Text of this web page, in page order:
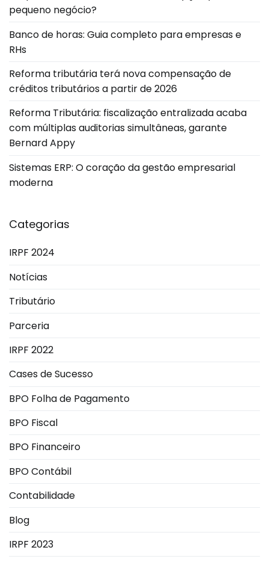
pequeno negócio?
Banco de horas: Guia completo para empresas e
RHs
Reforma tributária terá nova compensação de
créditos tributários a partir de 2026
Reforma Tributária: fiscalização entralizada acaba
com múltiplas auditorias simultâneas, garante
Bernard Appy
Sistemas ERP: O coração da gestão empresarial
moderna
Categorias
IRPF 2024
Notícias
Tributário
Parceria
IRPF 2022
Cases de Sucesso
BPO Folha de Pagamento
BPO Fiscal
BPO Financeiro
BPO Contábil
Contabilidade
Blog
IRPF 2023